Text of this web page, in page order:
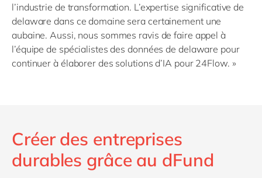
l’industrie de transformation. L’expertise significative de
delaware dans ce domaine sera certainement une
aubaine. Aussi, nous sommes ravis de faire appel à
l’équipe de spécialistes des données de delaware pour
continuer à élaborer des solutions d’IA pour 24Flow. »
Créer des entreprises
durables grâce au dFund